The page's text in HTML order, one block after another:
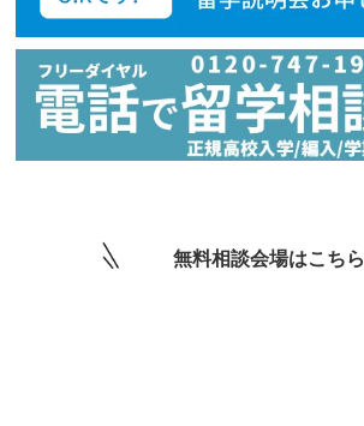
無料相談会場はこちら